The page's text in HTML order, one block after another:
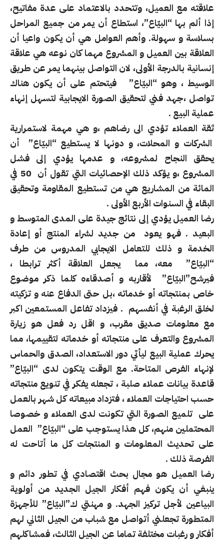
علاقته مع العميل، وتتحدد بالاعتماد على عدة مفاتيح،
إذا ألم بها “البيّاع”، استطاع أن يمر من جميع المراحل
بسلاسة و سهولة. وأهم العوامل هي أن يكون واعيا أن
العلاقة بين العميل و المشروع مهما كان نوعه هي علاقة
إنسانية بالدرجة الأولى، لان التواصل بينهما يمر عن طريق
الوسيط ، وهو “البيّاع” فيتحتم على أن يكون هناك
تواصل ،جهد فني لتحقيق الصورة الايجابية لتسهل إنهاء
عملية البيع .
ثقة العملاء تؤدي الى رضاهم ،و هي مهمة لاستمرارية
الشركات و المحلات، و دونها لا يستطيع “البيّاع” أن
يحقق النجاح لمشروعه، و عدمها يؤدي إلى فشل
المشروع ،و يؤكد ذلك الإحصائيات التي تقول أن 50 في
المائة من المشاريع هي من تستطيع المقاومة وتحقيق
البقاء في السنوات الأربع الأولى .
رضا العميل يؤدي إلى نتائج جيدة على المدى المتوسط و
البعيد . فهو يعود من جديد لشراء المنتج أو إعادة
الخدمة و ذلك للتعامل الايجابي المدروس من طرف
“البيّاع” معه، مما يجعل العلاقة أكثر ترابطا ،
فيرشح”البيّاع” لأقاربه و أصدقاءه كلما ذكر موضوع
خاص بمنتجاته أو خدماته ،بل حتى الدفاع عنه و تزكيته
لخلق الرغبة في أنفسهم . فيزداد تفاعل المستمعين اكبر
مع معلومات صديق مقرب، و اقل رد فعل هو زيارة
المشروع والتعرف على منتجاته أو خدماته لتقييمها، مما
يحرك عملية البيع ليأتي دور الاستعداد، الصدق والحماس
لإنهاء الفرص المتاحة. مع الوقت يتكون لدى “البيّاع”
قاعدة بيانات عملاء صلبة ، تجعله يفكر في تنويع منتجاته
حسب احتياجات العملاء ، فتزداد مبيعاته كل شهر بالعمل
على تلميع الصورة التي تكونت لدى العملاء و خصوصا
المحتملين منهم، كل هذا يستوجب على “البيّاع” العمل
على تحديث المعلومات و المنتجات كل ما أتاحت له
الفرصة ذلك .
رضا العميل هو مجال بحث اقتصادي في تطور دائم و
ينبغي أن يكون فهم أفكار الجيل الجديد من أولوية
البياعين لأجل تركيز الجهد. و مهنتي ك”البيّاع” للأجهزة
المتطورة تجعلني أتواصل مع شباب من الجيل الثاني لهم
أفكار و رغبات مختلفة تماما عن الجيل الثالث، فمشاكلهم